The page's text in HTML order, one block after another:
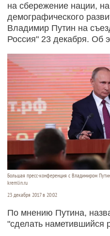
на сбережение нации,
демографического
Владимир Путин на
Россия" 23 декабря. Об
Большая пресс-конференция с Владимиром
kremlin.ru
23 декабря 2017 в 20:02
По мнению Путина,
"сделать наметившийся